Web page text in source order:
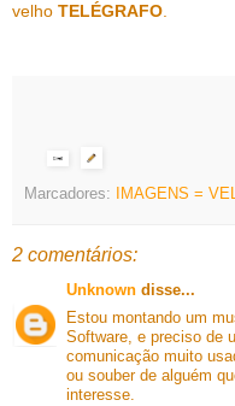
velho TELÉGRAFO
Marcadores: IMAGENS =
2 comentários:
Unknown disse...
Estou montando um
Software, e preciso de
comunicação muito
ou souber de alguém
interesse.